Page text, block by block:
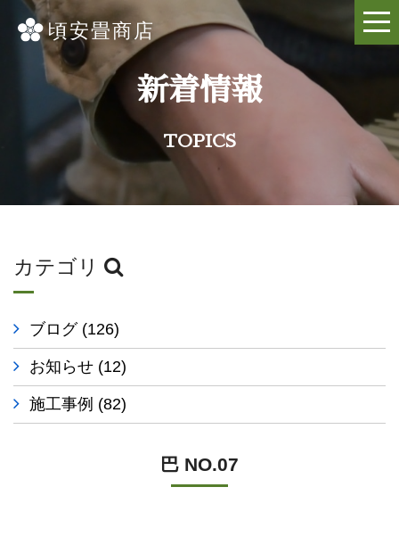
新着情報
TOPICS
カテゴリ
ブログ (126)
お知らせ (12)
施工事例 (82)
巴 NO.07